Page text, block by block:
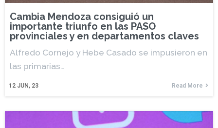
Cambia Mendoza consiguió un
importante triunfo en las PASO
provinciales y en departamentos claves
12 JUN, 23
Alfredo Cornejo y Hebe Casado se impusieron en
las primarias…
Read More